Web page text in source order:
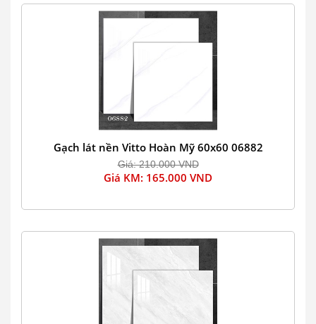
Gạch lát nền Vitto Hoàn Mỹ 60x60 06882
Giá: 210.000 VND
Giá KM: 165.000 VND